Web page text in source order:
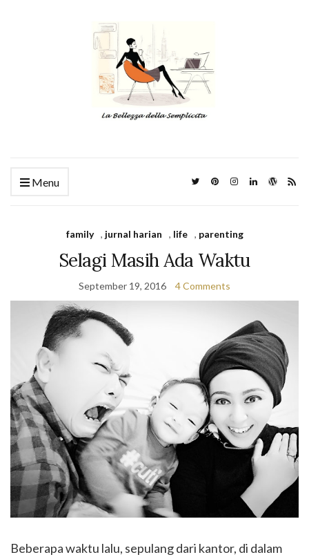
Menu
family , jurnal harian , life , parenting
Selagi Masih Ada Waktu
September 19, 2016 4 Comments
Beberapa waktu lalu, sepulang dari kantor, di dalam